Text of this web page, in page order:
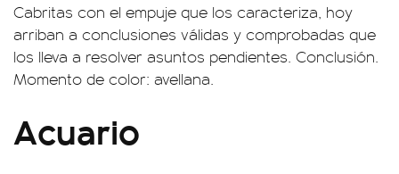
Cabritas con el empuje que los caracteriza, hoy
arriban a conclusiones válidas y comprobadas que
los lleva a resolver asuntos pendientes. Conclusión.
Momento de color: avellana.
Acuario